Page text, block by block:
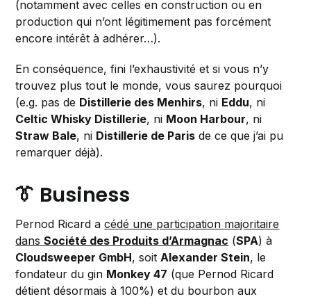
(notamment avec celles en construction ou en
production qui n’ont légitimement pas forcément
encore intérêt à adhérer…).
En conséquence, fini l’exhaustivité et si vous n’y
trouvez plus tout le monde, vous saurez pourquoi
(e.g. pas de Distillerie des Menhirs, ni Eddu, ni
Celtic Whisky Distillerie, ni Moon Harbour, ni
Straw Bale, ni Distillerie de Paris de ce que j’ai pu
remarquer déjà).
👔 Business
Pernod Ricard acédé une participation majoritaire
dansSociété des Produits d’Armagnac (SPA) à
Cloudsweeper GmbH, soit Alexander Stein, le
fondateur du gin Monkey 47 (que Pernod Ricard
détient désormais à 100%) et du bourbon aux